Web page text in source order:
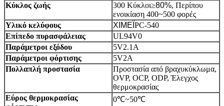
Κύκλος ζωής
300 Κύκλοι≥80%, Περίπου
ενοικίαση 400~500 φορές
Υλικό κελύφους
ΧΙΜΕΪ PC-540
Επίπεδο πυρασφάλειας
UL94V0
Παράμετροι εξόδου
5V2.1A
Παράμετροι φόρτισης
5V2A
Πολλαπλή προστασία
Προστασία από βραχυκύκλωμα,
OVP, OCP, ODP, Έλεγχος
θερμοκρασίας
Εύρος θερμοκρασίας
0℃~50℃